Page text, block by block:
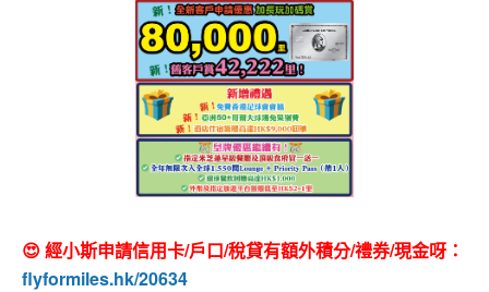
😍 經小斯申請信用卡/戶口/稅貸有額外積分/禮券/現金呀：
flyformiles.hk/20634